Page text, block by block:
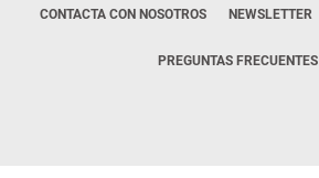
CONTACTA CON NOSOTROS NEWSLETTER
PREGUNTAS FRECUENTES